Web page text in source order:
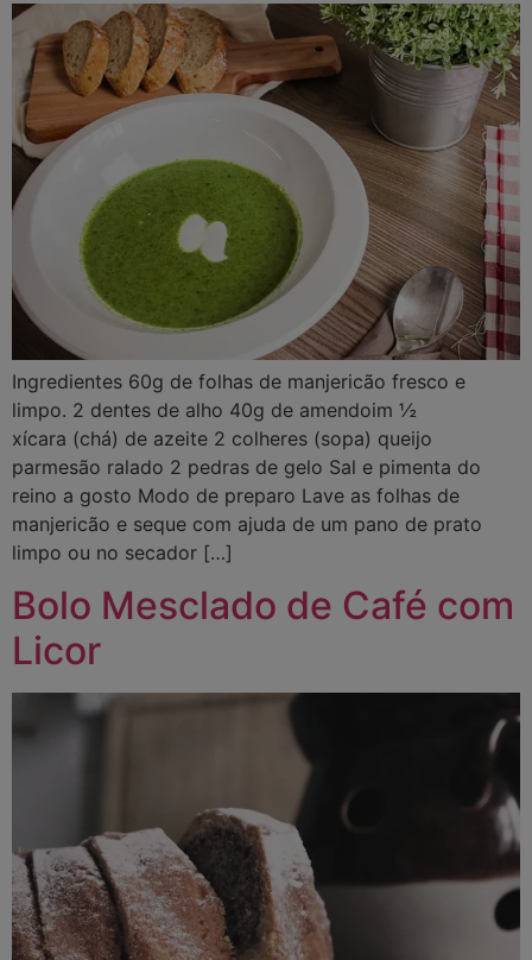
Ingredientes 60g de folhas de manjericão fresco e
limpo. 2 dentes de alho 40g de amendoim ½
xícara (chá) de azeite 2 colheres (sopa) queijo
parmesão ralado 2 pedras de gelo Sal e pimenta do
reino a gosto Modo de preparo Lave as folhas de
manjericão e seque com ajuda de um pano de prato
limpo ou no secador […]
Bolo Mesclado de Café com
Licor